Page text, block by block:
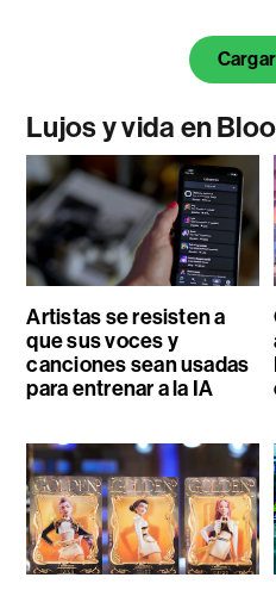
Lujos y vida en
Artistas se resisten a
que sus voces y
canciones sean usadas
para entrenar a la IA